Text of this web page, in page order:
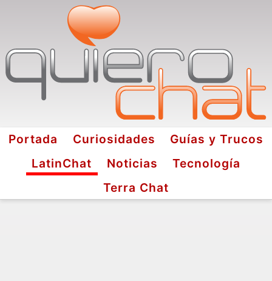
Portada Curiosidades
Guías y Trucos
LatinChat
Noticias
Tecnología
Terra Chat